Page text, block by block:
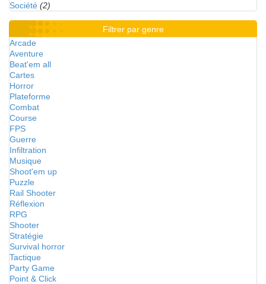
Société (2)
Filtrer par genre
Arcade
Aventure
Beat'em all
Cartes
Horror
Plateforme
Combat
Course
FPS
Guerre
Infiltration
Musique
Shoot'em up
Puzzle
Rail Shooter
Réflexion
RPG
Shooter
Stratégie
Survival horror
Tactique
Party Game
Point & Click